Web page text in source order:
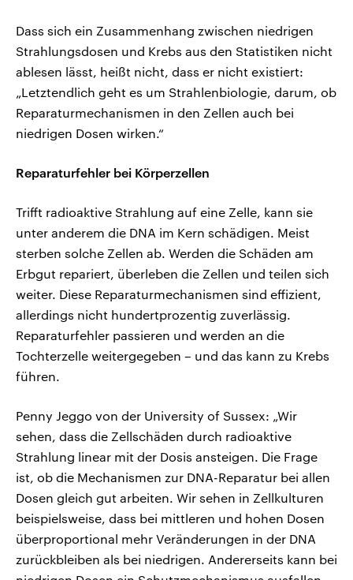
Dass sich ein Zusammenhang zwischen niedrigen
Strahlungsdosen und Krebs aus den Statistiken nicht
ablesen lässt, heißt nicht, dass er nicht existiert:
„Letztendlich geht es um Strahlenbiologie, darum, ob
Reparaturmechanismen in den Zellen auch bei
niedrigen Dosen wirken.“
Reparaturfehler bei Körperzellen
Trifft radioaktive Strahlung auf eine Zelle, kann sie
unter anderem die DNA im Kern schädigen. Meist
sterben solche Zellen ab. Werden die Schäden am
Erbgut repariert, überleben die Zellen und teilen sich
weiter. Diese Reparaturmechanismen sind effizient,
allerdings nicht hundertprozentig zuverlässig.
Reparaturfehler passieren und werden an die
Tochterzelle weitergegeben – und das kann zu Krebs
führen.
Penny Jeggo von der University of Sussex: „Wir
sehen, dass die Zellschäden durch radioaktive
Strahlung linear mit der Dosis ansteigen. Die Frage
ist, ob die Mechanismen zur DNA-Reparatur bei allen
Dosen gleich gut arbeiten. Wir sehen in Zellkulturen
beispielsweise, dass bei mittleren und hohen Dosen
überproportional mehr Veränderungen in der DNA
zurückbleiben als bei niedrigen. Andererseits kann bei